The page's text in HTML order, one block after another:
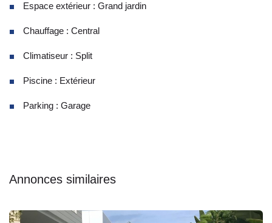
Espace extérieur : Grand jardin
Chauffage : Central
Climatiseur : Split
Piscine : Extérieur
Parking : Garage
Annonces similaires